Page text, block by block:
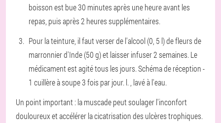
boisson est bue 30 minutes après une heure avant les
repas, puis après 2 heures supplémentaires.
Pour la teinture, il faut verser de l'alcool (0, 5 l) de fleurs de
marronnier d'Inde (50 g) et laisser infuser 2 semaines. Le
médicament est agité tous les jours. Schéma de réception -
1 cuillère à soupe 3 fois par jour. l. , lavé à l'eau.
Un point important : la muscade peut soulager l'inconfort
douloureux et accélérer la cicatrisation des ulcères trophiques.